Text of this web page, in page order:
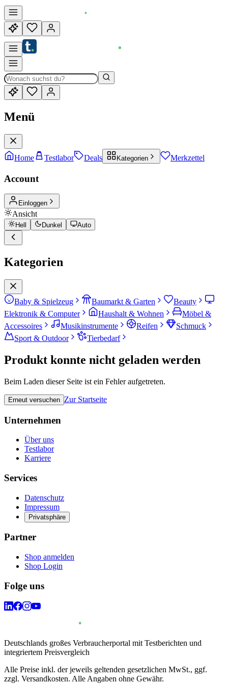
Menü
Home Testlabor Deals Kategorien Merkzettel
Account
Einloggen
Ansicht
Hell Dunkel Auto
Kategorien
Baby & Spielzeug Baumarkt & Garten
Beauty
Elektronik & Computer
Haushalt & Wohnen
Möbel &
Accessoires
Musikinstrumente Reifen
Schmuck
Sport & Outdoor
Tierbedarf
Produkt konnte nicht geladen werden
Beim Laden dieser Seite ist ein Fehler aufgetreten.
Erneut versuchen Zur Startseite
Unternehmen
Über uns
Testlabor
Karriere
Services
Datenschutz
Impressum
Privatsphäre
Partner
Shop anmelden
Shop Login
Folge uns
Deutschlands großes Verbraucherportal mit Testberichten und
integriertem Preisvergleich
Alle Preise inkl. der jeweils geltenden gesetzlichen MwSt., ggf.
zzgl. Versandkosten. Alle Angaben ohne Gewähr.